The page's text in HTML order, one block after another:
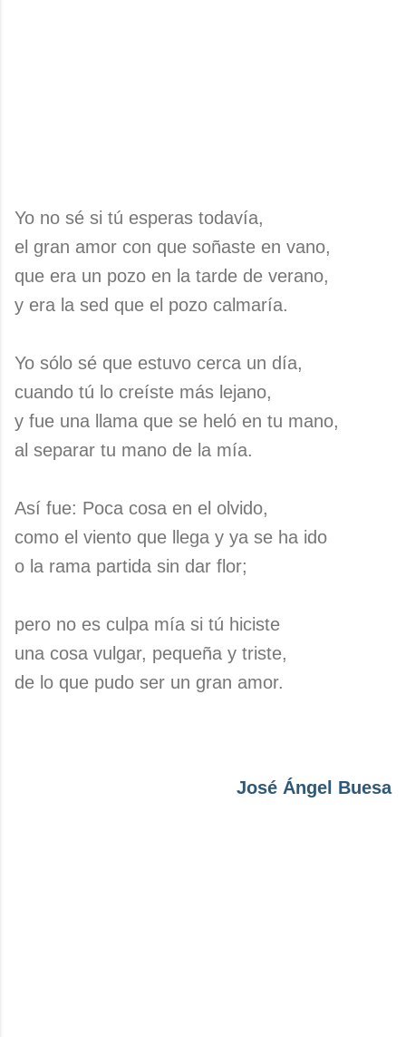
Yo no sé si tú esperas todavía,
el gran amor con que soñaste en vano,
que era un pozo en la tarde de verano,
y era la sed que el pozo calmaría.
Yo sólo sé que estuvo cerca un día,
cuando tú lo creíste más lejano,
y fue una llama que se heló en tu mano,
al separar tu mano de la mía.
Así fue: Poca cosa en el olvido,
como el viento que llega y ya se ha ido
o la rama partida sin dar flor;
pero no es culpa mía si tú hiciste
una cosa vulgar, pequeña y triste,
de lo que pudo ser un gran amor.
José Ángel Buesa